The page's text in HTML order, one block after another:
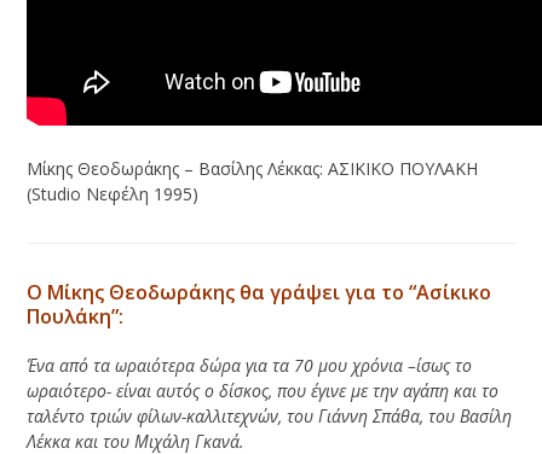
Μίκης Θεοδωράκης – Βασίλης Λέκκας: ΑΣΙΚΙΚΟ ΠΟΥΛΑΚΗ
(Studio Νεφέλη 1995)
Ο Μίκης Θεοδωράκης θα γράψει για το “Ασίκικο
Πουλάκη”:
Ένα από τα ωραιότερα δώρα για τα 70 μου χρόνια –ίσως το
ωραιότερο- είναι αυτός ο δίσκος, που έγινε με την αγάπη και το
ταλέντο τριών φίλων-καλλιτεχνών, του Γιάννη Σπάθα, του Βασίλη
Λέκκα και του Μιχάλη Γκανά.